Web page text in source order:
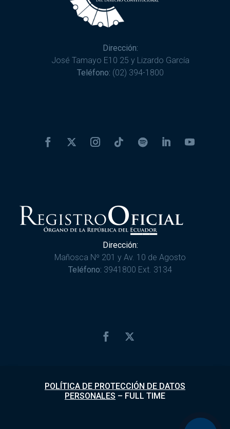
Dirección:
José Tamayo E10 25 y Lizardo García
Teléfono: (02) 394-1800
Dirección:
Mañosca Nº 201 y Av. 10 de Agosto
Teléfono: 3941800 Ext. 3134
POLÍTICA DE PROTECCIÓN DE DATOS
PERSONALES – FULL TIME